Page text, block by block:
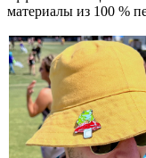
материалы из 100 %